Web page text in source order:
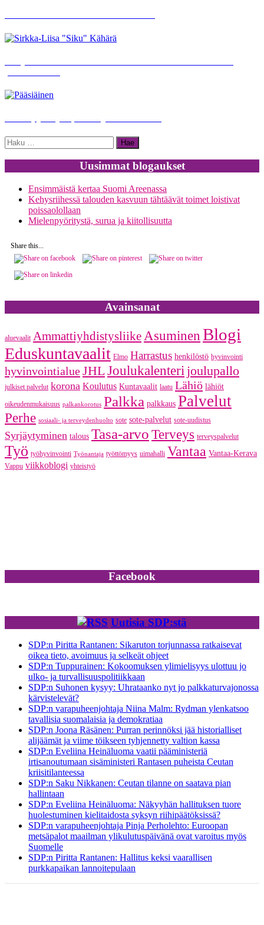
Haku:
Uusimmat blogaukset
Ensimmäistä kertaa Suomi Areenassa
Kehysriihessä talouden kasvuun tähtäävät toimet loistivat
poissaolollaan
Mielenpyöritystä, surua ja kiitollisuutta
Share this...
Avainsanat
aluevaalit Ammattiyhdistysliike Asuminen Blogi
Eduskuntavaalit Elmo Harrastus henkilöstö hyvinvointi
hyvinvointialueJHLJoulukalenteri joulupallo
julkiset palvelut korona Koulutus Kuntavaalit laatu Lähiö lähiöt
oikeudenmukaisuus palkankorotus Palkka palkkaus Palvelut
Perhe sosiaali- ja terveydenhuolto sote sote-palvelut sote-uudistus
Syrjäytyminen talous Tasa-arvo Terveys terveyspalvelut
Työ työhyvinvointi Työnantaja työttömyys uimahalli Vantaa Vantaa-Kerava
Vappu viikkoblogi yhteistyö
Facebook
Uutisia SDP:stä
SDP:n Piritta Rantanen: Sikaruton torjunnassa ratkaisevat
oikea tieto, avoimuus ja selkeät ohjeet
SDP:n Tuppurainen: Kokoomuksen ylimielisyys ulottuu jo
ulko- ja turvallisuuspolitiikkaan
SDP:n Suhonen kysyy: Uhrataanko nyt jo palkkaturvajonossa
kärvistelevät?
SDP:n varapuheenjohtaja Niina Malm: Rydman ylenkatsoo
tavallisia suomalaisia ja demokratiaa
SDP:n Joona Räsänen: Purran perinnöksi jää historialliset
alijäämät ja viime töikseen tyhjennetty valtion kassa
SDP:n Eveliina Heinäluoma vaatii pääministeriä
irtisanoutumaan sisäministeri Rantasen puheista Ceutan
kriisitilanteessa
SDP:n Saku Nikkanen: Ceutan tilanne on saatava pian
hallintaan
SDP:n Eveliina Heinäluoma: Näkyyhän hallituksen tuore
huolestuminen kielitaidosta syksyn riihipäätöksissä?
SDP:n varapuheenjohtaja Pinja Perholehto: Euroopan
metsäpalot maailman ylikulutuspäivänä ovat varoitus myös
Suomelle
SDP:n Piritta Rantanen: Hallitus keksi vaarallisen
purkkapaikan lannoitepulaan